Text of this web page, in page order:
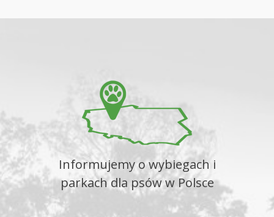
Informujemy o wybiegach i
parkach dla psów w Polsce